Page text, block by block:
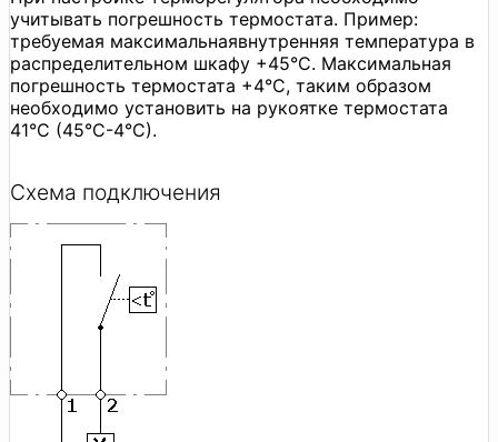
учитывать погрешность термостата. Пример:
требуемая максимальнаявнутренняя температура в
распределительном шкафу +45°C. Максимальная
погрешность термостата +4°C, таким образом
необходимо установить на рукоятке термостата
41°C (45°C-4°C).
Схема подключения